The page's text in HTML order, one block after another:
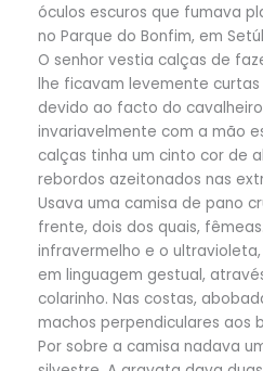
óculos escuros que fumava
no Parque do Bonfim, em
O senhor vestia calças de
lhe ficavam levemente
devido ao facto do
invariavelmente com a mão
calças tinha um cinto cor de
rebordos azeitonados nas
Usava uma camisa de pano
frente, dois dos quais,
infravermelho e o
em linguagem gestual,
colarinho. Nas costas,
machos perpendiculares aos
Por sobre a camisa nadava